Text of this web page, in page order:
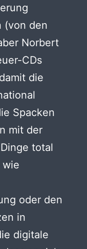
(von den
Norbert
CDs
die
Spacken
mit der
total
wie
oder den
in
digitale